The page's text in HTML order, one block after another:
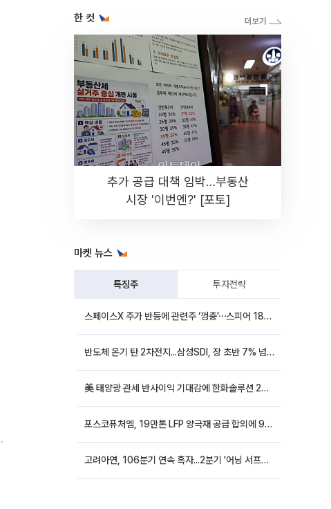
한 컷
추가 공급 대책 임박…부동산
시장 '이번엔?' [포토]
마켓 뉴스
특징주 투자전략
스페이스X 주가 반등에 관련주 ‘껑충’⋯스피어 18%ㆍ에이치브이엠 12%↑
반도체 온기 탄 2차전지...삼성SDI, 장 초반 7% 넘게 껑충
美 태양광 관세 반사이익 기대감에 한화솔루션 20%대·OCI홀딩스 14%대 급등
포스코퓨처엠, 19만톤 LFP 양극재 공급 합의에 9%대 강세
고려아연, 106분기 연속 흑자...2분기 '어닝 서프라이즈'에 장 초반 12%대 강세